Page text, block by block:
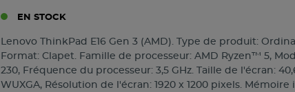
EN STOCK
Lenovo ThinkPad E16 Gen 3 (AMD). Type de produit:
Format: Clapet. Famille de processeur: AMD Ryzen™ 5,
230, Fréquence du processeur: 3,5 GHz. Taille de l'écran:
WUXGA, Résolution de l'écran: 1920 x 1200 pixels. Mémoire